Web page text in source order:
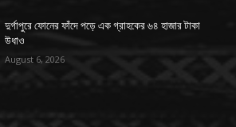
দুর্গাপুরে ফোনের ফাঁদে পড়ে এক গ্রাহকের ৬৪ হাজার টাকা
উধাও
August 6, 2026